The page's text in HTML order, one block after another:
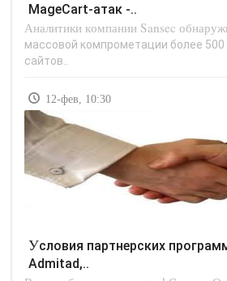
MageCart-атак -..
Аналитики компании Sansec
массовой компрометации более
сайтов..
12-фев, 10:30
Условия партнерских программ ActionPay, AD1,
Admitad,..